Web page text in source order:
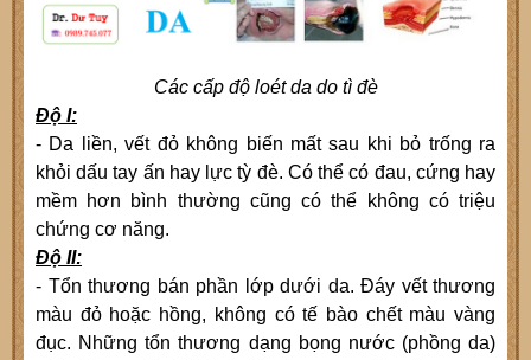
Các cấp độ loét da do tì đè
Độ I:
- Da liền, vết đỏ không biến mất sau khi bỏ trống ra
khỏi dấu tay ấn hay lực tỳ đè. Có thể có đau, cứng hay
mềm hơn bình thường cũng có thể không có triệu
chứng cơ năng.
Độ II:
- Tổn thương bán phần lớp dưới da. Đáy vết thương
màu đỏ hoặc hồng, không có tế bào chết màu vàng
đục. Những tổn thương dạng bọng nước (phồng da)